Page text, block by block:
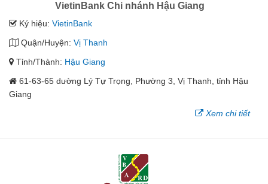
VietinBank Chi nhánh Hậu Giang
Ký hiệu: VietinBank
Quận/Huyện: Vị Thanh
Tỉnh/Thành: Hậu Giang
61-63-65 dường Lý Tự Trọng, Phường 3, Vị Thanh, tỉnh Hậu
Giang
Xem chi tiết